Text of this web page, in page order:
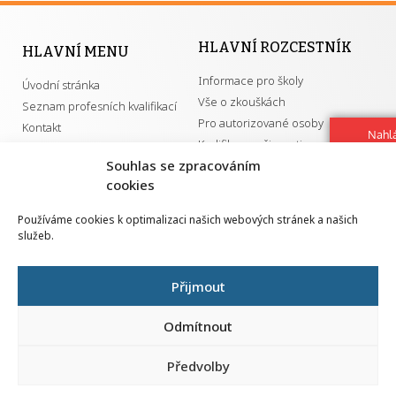
Souhlas se zpracováním
cookies
Používáme cookies k optimalizaci našich webových stránek a našich
služeb.
Přijmout
Odmítnout
Předvolby
HLAVNÍ MENU
Úvodní stránka
Seznam profesních kvalifikací
Kontakt
HLAVNÍ ROZCESTNÍK
Informace pro školy
Vše o zkouškách
Pro autorizované osoby
Kvalifikace a živnosti
GDPR
Národní pedagogický institut ČR
Senovážné náměstí 25
110 00 Praha 1